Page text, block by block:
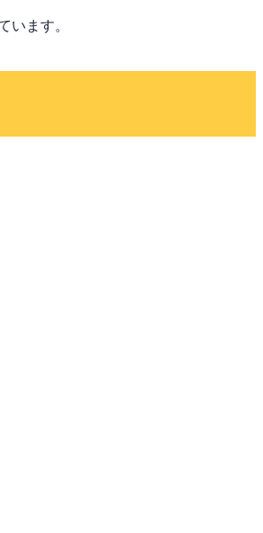
います。